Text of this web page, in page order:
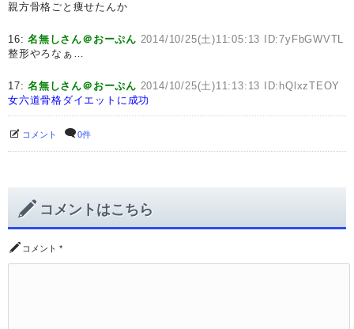
親方骨格ごと痩せたんか
16:名無しさん＠おーぷん 2014/10/25(土)11:05:13 ID:7yFbGWVTL
整形やろなぁ…
17:名無しさん＠おーぷん 2014/10/25(土)11:13:13 ID:hQlxzTEOY
女六道骨格ダイエットに成功
コメント 0件
コメントはこちら
コメント *